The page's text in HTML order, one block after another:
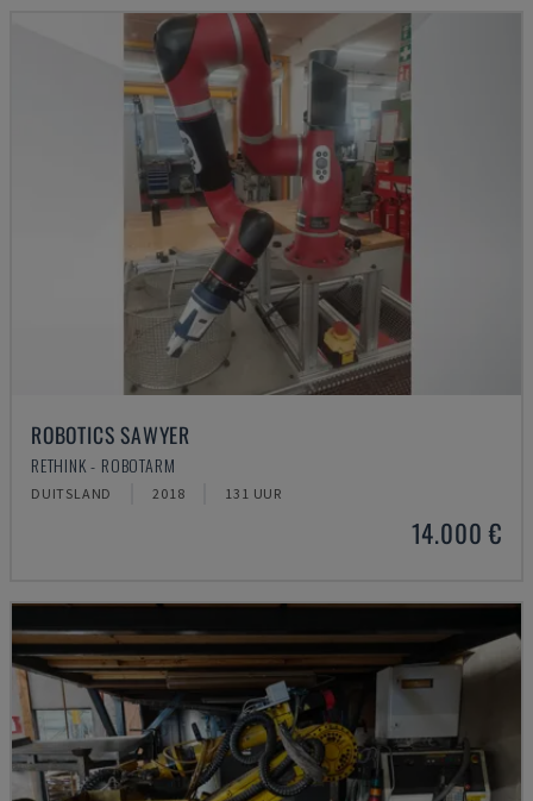
ROBOTICS SAWYER
RETHINK - ROBOTARM
DUITSLAND 2018 131 UUR
14.000 €